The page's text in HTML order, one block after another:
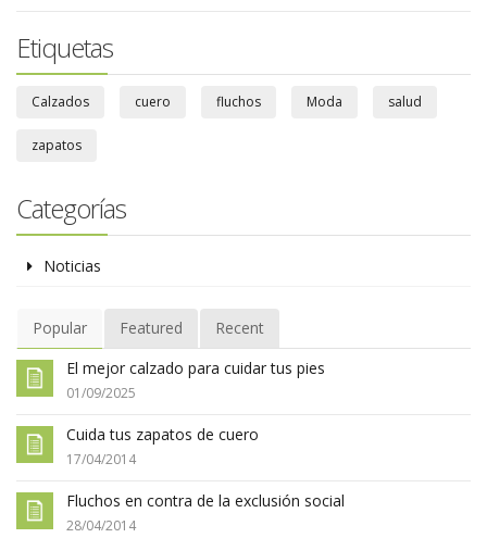
Etiquetas
Calzados cuero fluchos Moda salud
zapatos
Categorías
Noticias
Popular Featured
Recent
El mejor calzado para cuidar tus pies
01/09/2025
Cuida tus zapatos de cuero
17/04/2014
Fluchos en contra de la exclusión social
28/04/2014